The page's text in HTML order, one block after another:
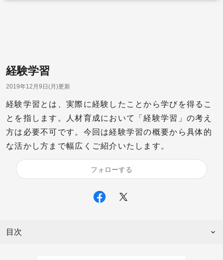
経験学習
2019年12月9日(月)更新
経験学習とは、実際に経験したことから学びを得るこ
とを指します。人材育成において「経験学習」の考え
方は必要不可です。今回は経験学習の概要から具体的
な活かし方まで幅広くご紹介いたします。
フォローする
目次